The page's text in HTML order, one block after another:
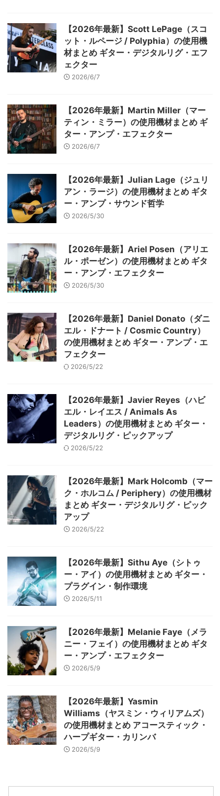
【2026年最新】Scott LePage（スコ
ット・ルページ / Polyphia）の使用機
材まとめ ギター・デジタルリグ・エフ
ェクター
2026/6/7
【2026年最新】Martin Miller（マー
ティン・ミラー）の使用機材まとめ ギ
ター・アンプ・エフェクター
2026/6/7
【2026年最新】Julian Lage（ジュリ
アン・ラージ）の使用機材まとめ ギタ
ー・アンプ・サウンド哲学
2026/5/30
【2026年最新】Ariel Posen（アリエ
ル・ポーゼン）の使用機材まとめ ギタ
ー・アンプ・エフェクター
2026/5/30
【2026年最新】Daniel Donato（ダニ
エル・ドナート / Cosmic Country）
の使用機材まとめ ギター・アンプ・エ
フェクター
2026/5/22
【2026年最新】Javier Reyes（ハビ
エル・レイエス / Animals As
Leaders）の使用機材まとめ ギター・
デジタルリグ・ピックアップ
2026/5/22
【2026年最新】Mark Holcomb（マー
ク・ホルコム / Periphery）の使用機材
まとめ ギター・デジタルリグ・ピック
アップ
2026/5/22
【2026年最新】Sithu Aye（シトゥ
ー・アイ）の使用機材まとめ ギター・
プラグイン・制作環境
2026/5/11
【2026年最新】Melanie Faye（メラ
ニー・フェイ）の使用機材まとめ ギタ
ー・アンプ・エフェクター
2026/5/9
【2026年最新】Yasmin
Williams（ヤスミン・ウィリアムズ）
の使用機材まとめ アコースティック・
ハープギター・カリンバ
2026/5/9